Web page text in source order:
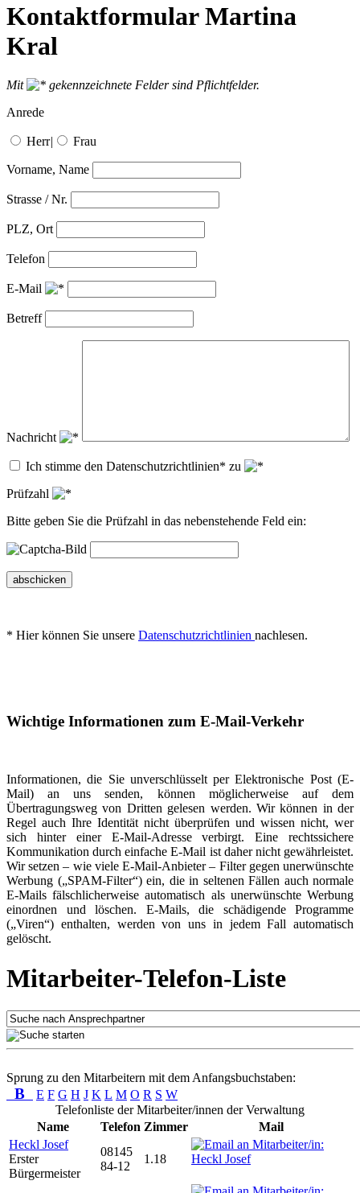
Kontaktformular Martina
Kral
Mit
gekennzeichnete Felder sind Pflichtfelder.
Anrede
Herr| Frau
Vorname, Name
Strasse / Nr.
PLZ, Ort
Telefon
E-Mail
Betreff
Nachricht
Ich stimme den Datenschutzrichtlinien* zu
Prüfzahl
Bitte geben Sie die Prüfzahl in das nebenstehende Feld ein:
abschicken
* Hier können Sie unsere Datenschutzrichtlinien nachlesen.
Wichtige Informationen zum E-Mail-Verkehr
Informationen, die Sie unverschlüsselt per Elektronische Post (E-
Mail) an uns senden, können möglicherweise auf dem
Übertragungsweg von Dritten gelesen werden. Wir können in der
Regel auch Ihre Identität nicht überprüfen und wissen nicht, wer
sich hinter einer E-Mail-Adresse verbirgt. Eine rechtssichere
Kommunikation durch einfache E-Mail ist daher nicht gewährleistet.
Wir setzen – wie viele E-Mail-Anbieter – Filter gegen unerwünschte
Werbung („SPAM-Filter“) ein, die in seltenen Fällen auch normale
E-Mails fälschlicherweise automatisch als unerwünschte Werbung
einordnen und löschen. E-Mails, die schädigende Programme
(„Viren“) enthalten, werden von uns in jedem Fall automatisch
gelöscht.
Mitarbeiter-Telefon-Liste
Sprung zu den Mitarbeitern mit dem Anfangsbuchstaben:
B E F G H J K L M O R S W
Telefonliste der Mitarbeiter/innen der Verwaltung
Name
Telefon Zimmer
Mail
Heckl Josef
Erster
Bürgermeister
08145
84-12
1.18